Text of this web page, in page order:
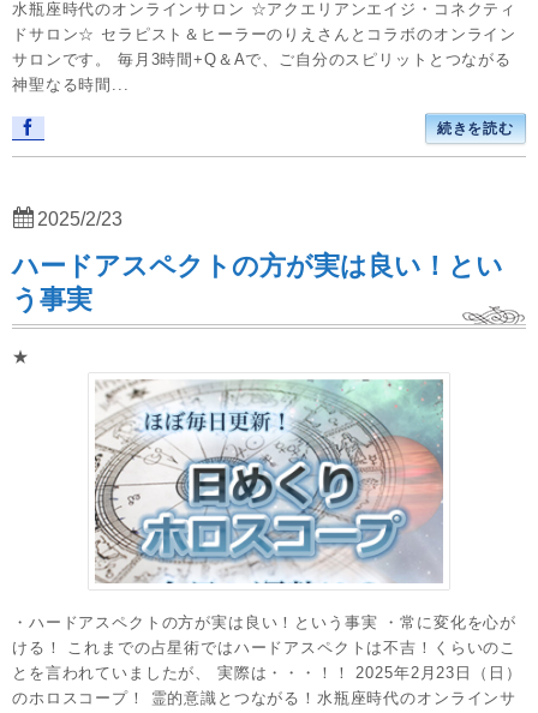
水瓶座時代のオンラインサロン ☆アクエリアンエイジ・コネクティ
ドサロン☆ セラピスト＆ヒーラーのりえさんとコラボのオンライン
サロンです。 毎月3時間+Q＆Aで、ご自分のスピリットとつながる
神聖なる時間...
続きを読む
ハードアスペクトの方が実は良い！とい
う事実
★
・ハードアスペクトの方が実は良い！という事実 ・常に変化を心が
ける！ これまでの占星術ではハードアスペクトは不吉！くらいのこ
とを言われていましたが、 実際は・・・！！ 2025年2月23日（日）
のホロスコープ！ 霊的意識とつながる！水瓶座時代のオンラインサ
2025/2/23